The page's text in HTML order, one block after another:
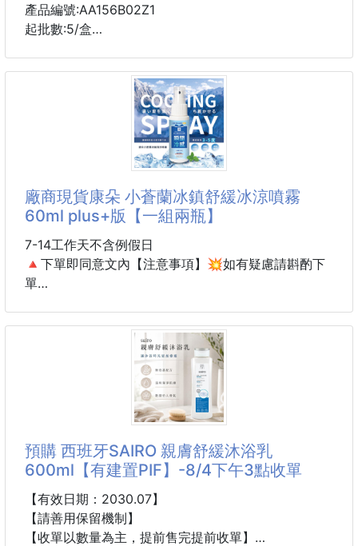
細緻綿密泡沫溫柔包覆齒面與口腔，刷後清爽不乾澀，
🌱 牛樟芝舒緩修護概念
溫和呵護口腔環境，提
產品編號:AA156B02Z1
起批數:5/盒
【一箱45罐 箱出免運】
夏日豔陽~拯救曬後肌膚的不適☀☀☀☀
小資女孩們的愛用小物💟
抹上後的冰冰涼涼觸感瞬間滋潤刺癢的肌膚
CP值超高的保養品💯
所有膚質都可以用唷!
抗菌/抗發炎 一罐抵多瓶🎊
👉多功能☑保濕☑修護☑曬後☑刮鬍後舒緩☑敷面
✨✨✨真的俗擱大碗~小編大推薦!一定要購入
🔎使用方法：正常塗抹於肌膚
商品說明：請置於陰涼處，避免陽光直射，以免變質。
#韓國ekeL #保濕補水 #蘆薈凝膠
廠商現貨康朵 小蒼蘭冰鎮舒緩冰涼噴霧
60ml plus+版【一組兩瓶】
7-14工作天不含例假日
🔺下單即同意文內【注意事項】💥如有疑慮請斟酌下
單
許願升級版體感溫度瞬降！
人體也能噴的降溫噴霧❤️
戶外活動，高溫嚇人
小朋友最耐熱不住
媽咪一定要隨身攜帶一罐
隨時幫小朋友
預購 西班牙SAIRO 親膚舒緩沐浴乳
600ml【有建置PIF】-8/4下午3點收單
【有效日期：2030.07】
【請善用保留機制】
【收單以數量為主，提前售完提前收單】